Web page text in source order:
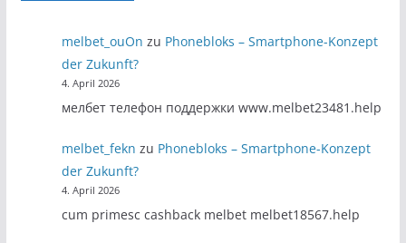
melbet_ouOn zu Phonebloks – Smartphone-Konzept
der Zukunft?
4. April 2026
мелбет телефон поддержки www.melbet23481.help
melbet_fekn zu Phonebloks – Smartphone-Konzept
der Zukunft?
4. April 2026
cum primesc cashback melbet melbet18567.help